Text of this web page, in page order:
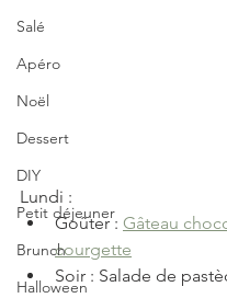
Salé
Apéro
Noël
Dessert
DIY
Petit déjeuner
Brunch
Halloween
Lundi :
Goûter : Gâteau
courgette
Soir : Salade de